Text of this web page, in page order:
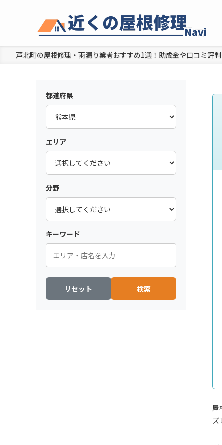
芦北町の屋根修理・雨漏り業者おすすめ1選！助成金や口コミ評
屋
ズ
都道府県
エリア
分野
キーワード
リセット 検索